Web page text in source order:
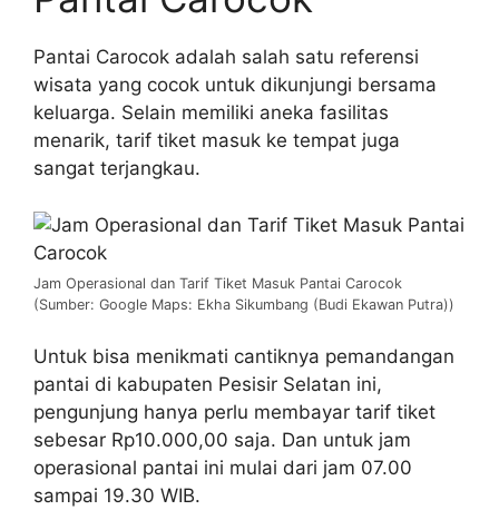
Pantai Carocok adalah salah satu referensi
wisata yang cocok untuk dikunjungi bersama
keluarga. Selain memiliki aneka fasilitas
menarik, tarif tiket masuk ke tempat juga
sangat terjangkau.
Jam Operasional dan Tarif Tiket Masuk Pantai Carocok
(Sumber: Google Maps: Ekha Sikumbang (Budi Ekawan Putra))
Untuk bisa menikmati cantiknya pemandangan
pantai di kabupaten Pesisir Selatan ini,
pengunjung hanya perlu membayar tarif tiket
sebesar Rp10.000,00 saja. Dan untuk jam
operasional pantai ini mulai dari jam 07.00
sampai 19.30 WIB.